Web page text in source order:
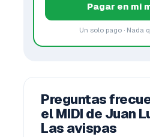
Pagar en mi
Un solo pago · Nada
Preguntas
el MIDI de Juan
Las avispas